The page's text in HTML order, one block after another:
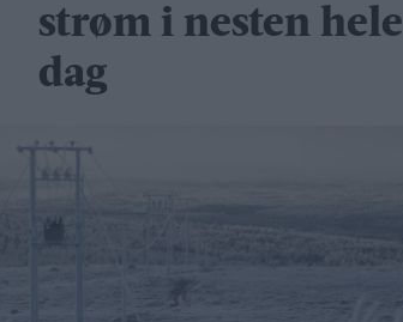
strøm i nesten hele
dag